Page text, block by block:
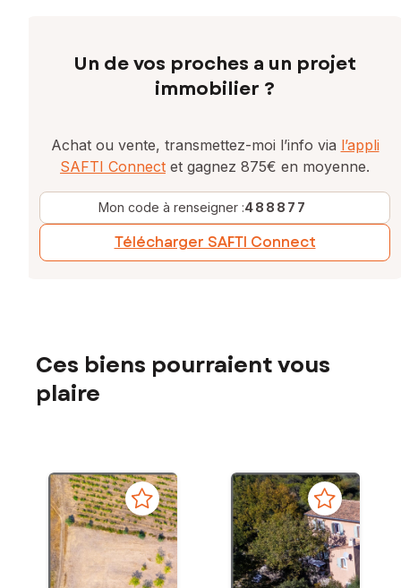
Les informations sur les risques auxquels ce bien est
exposé sont disponibles sur le site Géorisques :
Prix de vente : 560 000 €
Honoraires charge vendeur
Contactez votre conseiller SAFTI : Valérie ACCARY, Tél. :
0618501199, E-mail : valerie.accary@safti.fr - EI - Agent
commercial immatriculé au RSAC de DRAGUIGNAN sous le
numéro 810 255 901
Un de vos proches a un projet
immobilier ?
Achat ou vente, transmettez-moi l’info via l’appli
SAFTI Connect et gagnez 875€ en moyenne.
Mon code à renseigner :488877
Télécharger SAFTI Connect
Ces biens pourraient vous
plaire